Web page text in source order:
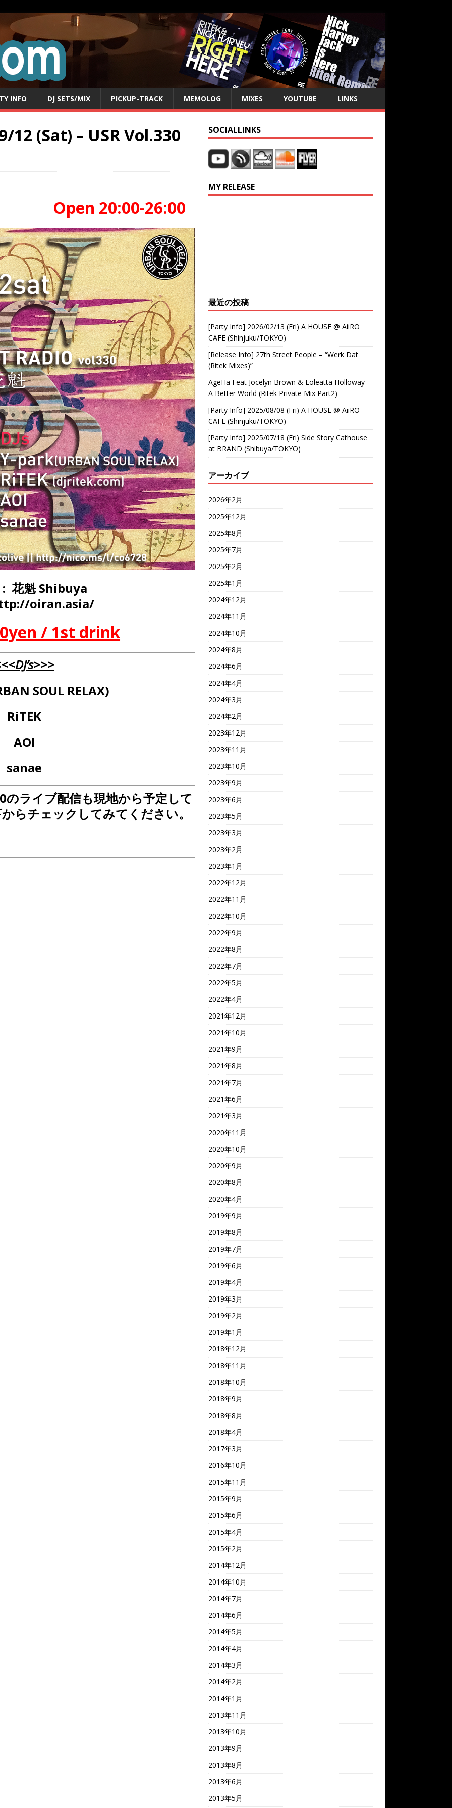
INFO DJ SETS/MIX PICKUP-TRACK MEMOLOG MIXES YOUTUBE LINKS
(Sat) – USR Vol.330
Open 20:00-26:00
花魁 Shibuya
oiran.asia/
/ 1st drink
SOUL RELAX)
RiTEK
AOI
sanae
ライブ配信も現地から予定して
らチェックしてみてください。
SOCIALLINKS
MY RELEASE
最近の投稿
[Party Info] 2026/02/13 (Fri) A HOUSE @ AiiRO
CAFE (Shinjuku/TOKYO)
[Release Info] 27th Street People – “Werk Dat
(Ritek Mixes)”
AgeHa Feat Jocelyn Brown & Loleatta Holloway –
A Better World (Ritek Private Mix Part2)
[Party Info] 2025/08/08 (Fri) A HOUSE @ AiiRO
CAFE (Shinjuku/TOKYO)
[Party Info] 2025/07/18 (Fri) Side Story Cathouse
at BRAND (Shibuya/TOKYO)
アーカイブ
2026年2月
2025年12月
2025年8月
2025年7月
2025年2月
2025年1月
2024年12月
2024年11月
2024年10月
2024年8月
2024年6月
2024年4月
2024年3月
2024年2月
2023年12月
2023年11月
2023年10月
2023年9月
2023年6月
2023年5月
2023年3月
2023年2月
2023年1月
2022年12月
2022年11月
2022年10月
2022年9月
2022年8月
2022年7月
2022年5月
2022年4月
2021年12月
2021年10月
2021年9月
2021年8月
2021年7月
2021年6月
2021年3月
2020年11月
2020年10月
2020年9月
2020年8月
2020年4月
2019年9月
2019年8月
2019年7月
2019年6月
2019年4月
2019年3月
2019年2月
2019年1月
2018年12月
2018年11月
2018年10月
2018年9月
2018年8月
2018年4月
2017年3月
2016年10月
2015年11月
2015年9月
2015年6月
2015年4月
2015年2月
2014年12月
2014年10月
2014年7月
2014年6月
2014年5月
2014年4月
2014年3月
2014年2月
2014年1月
2013年11月
2013年10月
2013年9月
2013年8月
2013年6月
2013年5月